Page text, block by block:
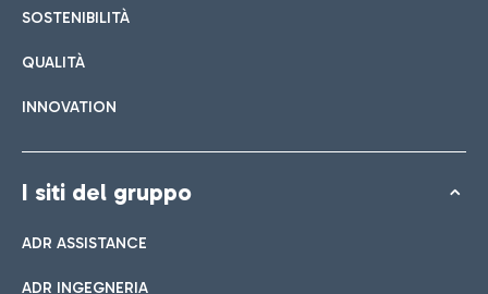
SOSTENIBILITÀ
QUALITÀ
INNOVATION
I siti del gruppo
ADR ASSISTANCE
ADR INGEGNERIA